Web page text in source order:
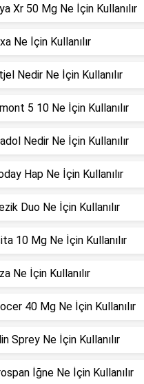
Xr 50 Mg Ne İçin Kullanılır
Ne İçin Kullanılır
Nedir Ne İçin Kullanılır
5 10 Ne İçin Kullanılır
Nedir Ne İçin Kullanılır
Hap Ne İçin Kullanılır
Duo Ne İçin Kullanılır
10 Mg Ne İçin Kullanılır
Ne İçin Kullanılır
40 Mg Ne İçin Kullanılır
Sprey Ne İçin Kullanılır
İğne Ne İçin Kullanılır